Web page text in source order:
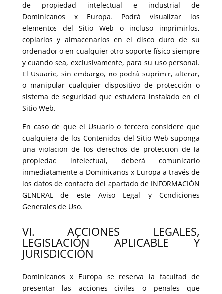
de propiedad intelectual e industrial de
Dominicanos x Europa. Podrá visualizar los
elementos del Sitio Web o incluso imprimirlos,
copiarlos y almacenarlos en el disco duro de su
ordenador o en cualquier otro soporte físico siempre
y cuando sea, exclusivamente, para su uso personal.
El Usuario, sin embargo, no podrá suprimir, alterar,
o manipular cualquier dispositivo de protección o
sistema de seguridad que estuviera instalado en el
Sitio Web.
En caso de que el Usuario o tercero considere que
cualquiera de los Contenidos del Sitio Web suponga
una violación de los derechos de protección de la
propiedad intelectual, deberá comunicarlo
inmediatamente a Dominicanos x Europa a través de
los datos de contacto del apartado de INFORMACIÓN
GENERAL de este Aviso Legal y Condiciones
Generales de Uso.
VI. ACCIONES LEGALES,
LEGISLACIÓN APLICABLE Y
JURISDICCIÓN
Dominicanos x Europa se reserva la facultad de
presentar las acciones civiles o penales que